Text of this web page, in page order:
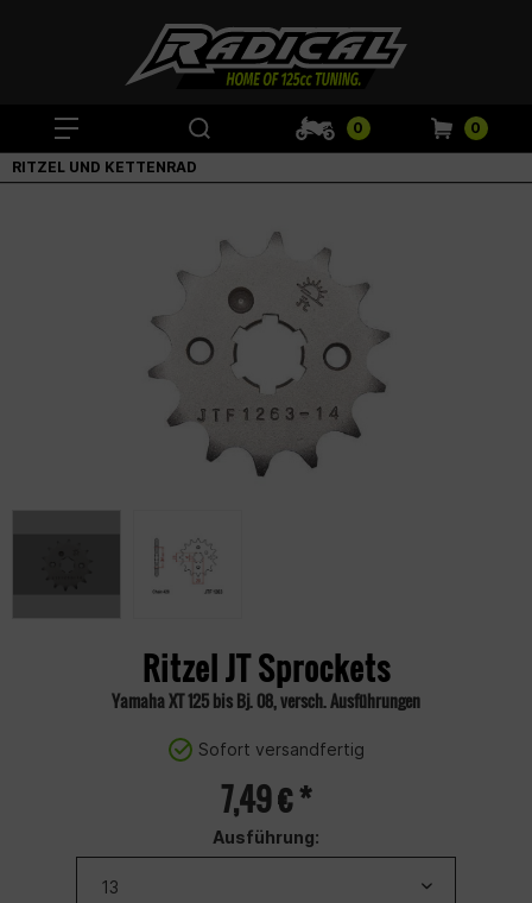
0 0
RITZEL UND KETTENRAD
Ritzel JT Sprockets
Yamaha XT 125 bis Bj. 08, versch. Ausführungen
Sofort versandfertig
7,49 € *
Ausführung: